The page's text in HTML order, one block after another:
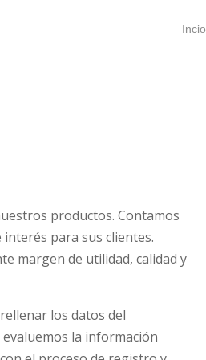
Incio
productos. Contamos
para sus clientes.
margen de utilidad, calidad y
los datos del
la información